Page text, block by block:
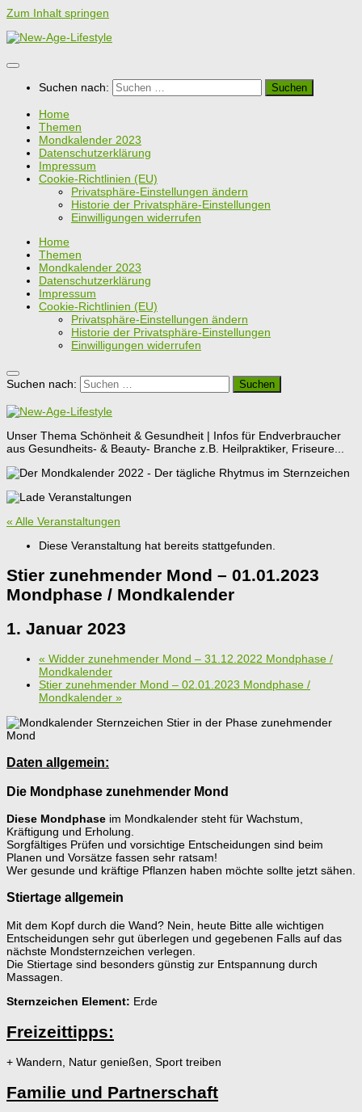
Zum Inhalt springen
Suchen nach:
Home
Themen
Mondkalender 2023
Datenschutzerklärung
Impressum
Cookie-Richtlinien (EU)
Privatsphäre-Einstellungen ändern
Historie der Privatsphäre-Einstellungen
Einwilligungen widerrufen
Home
Themen
Mondkalender 2023
Datenschutzerklärung
Impressum
Cookie-Richtlinien (EU)
Privatsphäre-Einstellungen ändern
Historie der Privatsphäre-Einstellungen
Einwilligungen widerrufen
Suchen nach:
Unser Thema Schönheit & Gesundheit | Infos für Endverbraucher
aus Gesundheits- & Beauty- Branche z.B. Heilpraktiker, Friseure...
« Alle Veranstaltungen
Diese Veranstaltung hat bereits stattgefunden.
Stier zunehmender Mond – 01.01.2023
Mondphase / Mondkalender
1. Januar 2023
« Widder zunehmender Mond – 31.12.2022 Mondphase /
Mondkalender
Stier zunehmender Mond – 02.01.2023 Mondphase /
Mondkalender »
Daten allgemein:
Die Mondphase zunehmender Mond
Diese Mondphase im Mondkalender steht für Wachstum,
Kräftigung und Erholung.
Sorgfältiges Prüfen und vorsichtige Entscheidungen sind beim
Planen und Vorsätze fassen sehr ratsam!
Wer gesunde und kräftige Pflanzen haben möchte sollte jetzt sähen.
Stiertage allgemein
Mit dem Kopf durch die Wand? Nein, heute Bitte alle wichtigen
Entscheidungen sehr gut überlegen und gegebenen Falls auf das
nächste Mondsternzeichen verlegen.
Die Stiertage sind besonders günstig zur Entspannung durch
Massagen.
Sternzeichen Element: Erde
Freizeittipps:
+ Wandern, Natur genießen, Sport treiben
Familie und Partnerschaft